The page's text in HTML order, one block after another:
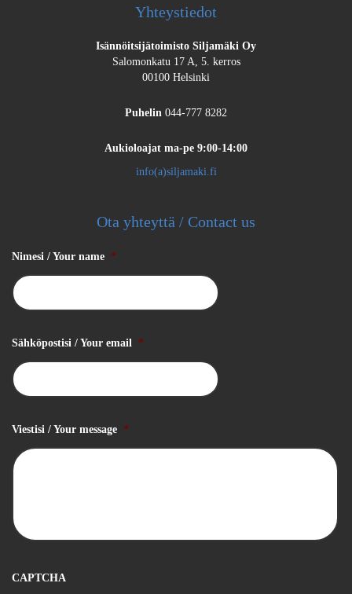
Yhteystiedot
Isännöitsijätoimisto Siljamäki Oy
Salomonkatu 17 A, 5. kerros
00100 Helsinki
Puhelin 044-777 8282
Aukioloajat ma-pe 9:00-14:00
info(a)siljamaki.fi
Ota yhteyttä / Contact us
Nimesi / Your name *
Sähköpostisi / Your email *
Viestisi / Your message *
CAPTCHA